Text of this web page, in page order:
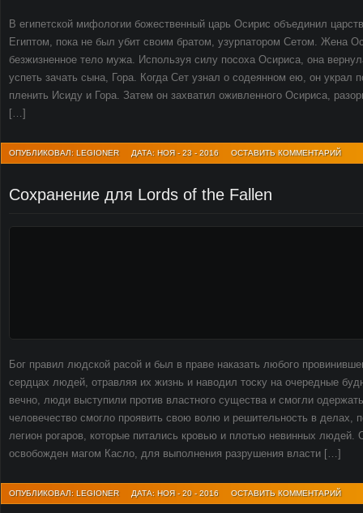
В египетской мифологии божественный царь Осирис объединил
Египтом, пока не был убит своим братом, узурпатором Сетом. Жена
безжизненное тело мужа. Используя силу посоха Осириса, она
успеть зачать сына, Гора. Когда Сет узнал о содеянном ею, он украл
пленить Исиду и Гора. Затем он захватил оживленного Осириса,
[…]
ОПУБЛИКОВАЛ: LEGIONER ДАТА: НОЯ - 23 - 2016 ОСТАВИТЬ КОММЕНТАРИЙ
Сохранение для Lords of the Fallen
Бог правил людской расой и был в праве наказать любого
сердцах людей, отравляя их жизнь и наводил тоску на очередные
вечно, люди выступили против властного существа и смогли
человечество смогло проявить свою волю и решительность в делах,
легион рогаров, которые питались кровью и плотью невинных
освобожден магом Касло, для выполнения разрушения власти […]
ОПУБЛИКОВАЛ: LEGIONER ДАТА: НОЯ - 20 - 2016 ОСТАВИТЬ КОММЕНТАРИЙ